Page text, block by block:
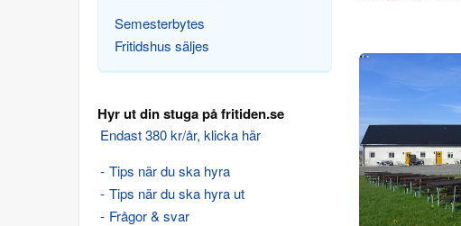
Semesterbytes
Fritidshus säljes
Hyr ut din stuga på fritiden.se
Endast 380 kr/år, klicka här
Tips när du ska hyra
Tips när du ska hyra ut
Frågor & svar